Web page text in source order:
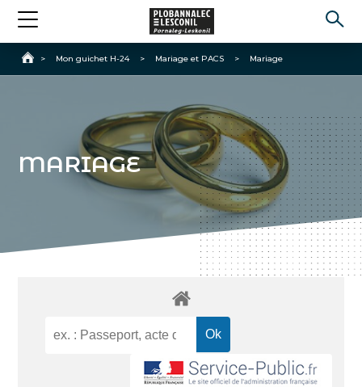
Accueil
> Mon guichet H-24 > Mariage et PACS > Mariage
MARIAGE